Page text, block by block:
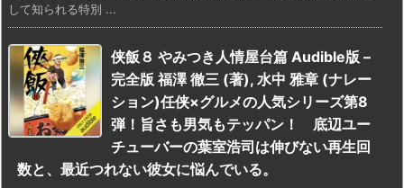
して知られる特別 ...
侠飯８ やみつき人情屋台篇 Audible版 –
完全版 福澤 徹三 (著), 水中 雅章 (ナレー
ション)任侠×グルメの人気シリーズ第8
弾！旨さも男気もテッパン！ 底辺ユー
チューバーの葉室浩司は伸びない再生回
数と、最近つれない彼女に悩んでいる。